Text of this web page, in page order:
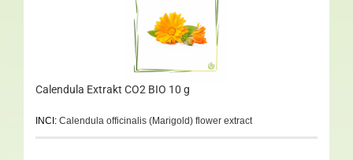
Calendula Extrakt CO2 BIO 10 g
INCI: Calendula officinalis (Marigold) flower extract